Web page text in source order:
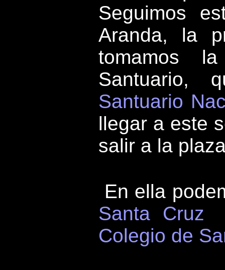
Seguimos
Aranda, la
tomamos
Santuario,
Santuario
llegar a este
salir a la
En ella
Santa Cruz
Colegio de